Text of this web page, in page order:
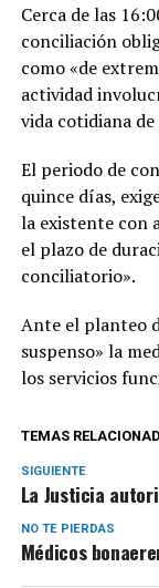
Cerca de las
conciliación
como «de
actividad
vida cotidiana
El periodo de
quince días,
la existente con
el plazo de
conciliatorio».
Ante el planteo
suspenso» la
los servicios
TEMAS
SIGUIENTE
La Justicia
NO TE PIERDAS
Médicos